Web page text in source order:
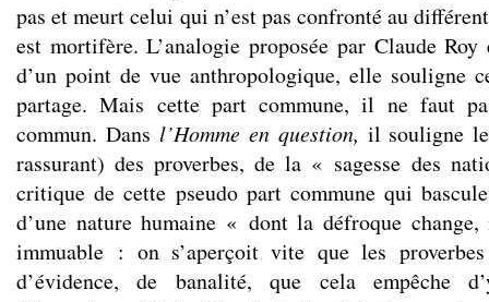
pas et meurt celui qui n’est pas confronté au
est mortifère. L’analogie proposée par Claude
d’un point de vue anthropologique, elle souligne
partage. Mais cette part commune, il ne faut
commun. Dans l’Homme en question, il souligne
rassurant) des proverbes, de la « sagesse des
critique de cette pseudo part commune qui
d’une nature humaine « dont la défroque
immuable : on s’aperçoit vite que les
d’évidence, de banalité, que cela empêche